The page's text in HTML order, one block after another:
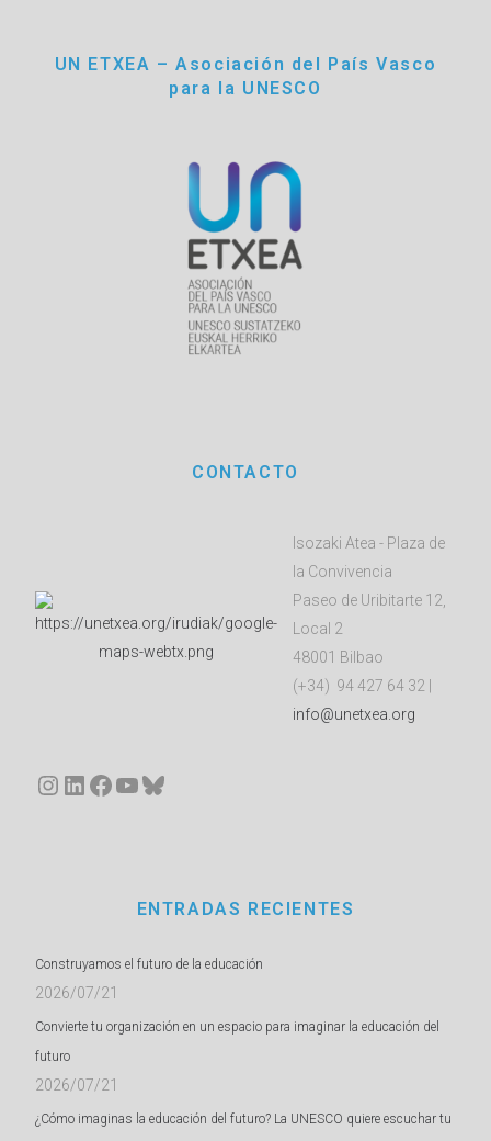
UN ETXEA – Asociación del País Vasco
para la UNESCO
CONTACTO
Isozaki Atea - Plaza de
la Convivencia
Paseo de Uribitarte 12,
Local 2
48001 Bilbao
(+34) 94 427 64 32 |
info@unetxea.org
Instagram
LinkedIn
Facebook
YouTube
Bluesky
ENTRADAS RECIENTES
Construyamos el futuro de la educación
2026/07/21
Convierte tu organización en un espacio para imaginar la educación del
futuro
2026/07/21
¿Cómo imaginas la educación del futuro? La UNESCO quiere escuchar tu